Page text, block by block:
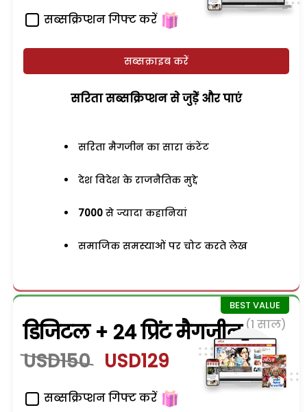
सब्सक्रिप्शन गिफ्ट करें
सब्सक्राइब करें
सरिता सब्सक्रिप्शन से जुड़ेें और पाएं
सरिता मैगजीन का सारा कंटेंट
देश विदेश के राजनैतिक मुद्दे
7000 से ज्यादा कहानियां
समाजिक समस्याओं पर चोट करते लेख
डिजिटल + 24 प्रिंट मैगजीन (1 साल)
USD150 USD129
सब्सक्रिप्शन गिफ्ट करें